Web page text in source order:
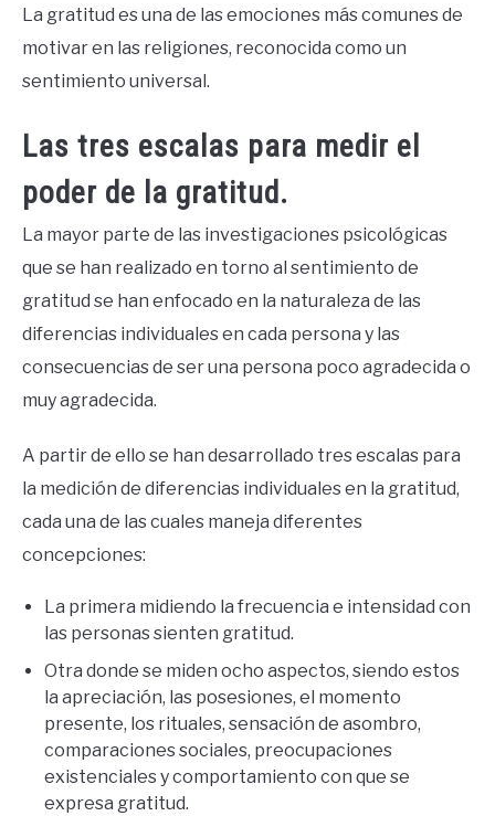
La gratitud es una de las emociones más comunes de
motivar en las religiones, reconocida como un
sentimiento universal.
Las tres escalas para medir el
poder de la gratitud.
La mayor parte de las investigaciones psicológicas
que se han realizado en torno al sentimiento de
gratitud se han enfocado en la naturaleza de las
diferencias individuales en cada persona y las
consecuencias de ser una persona poco agradecida o
muy agradecida.
A partir de ello se han desarrollado tres escalas para
la medición de diferencias individuales en la gratitud,
cada una de las cuales maneja diferentes
concepciones:
La primera midiendo la frecuencia e intensidad con
las personas sienten gratitud.
Otra donde se miden ocho aspectos, siendo estos
la apreciación, las posesiones, el momento
presente, los rituales, sensación de asombro,
comparaciones sociales, preocupaciones
existenciales y comportamiento con que se
expresa gratitud.